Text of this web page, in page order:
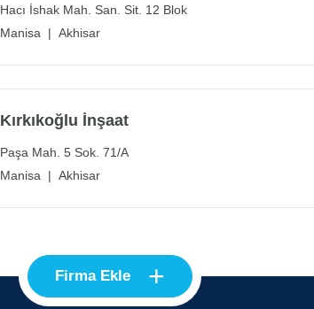
Hacı İshak Mah. San. Sit. 12 Blok
Manisa | Akhisar
Kırkıkoğlu İnşaat
Paşa Mah. 5 Sok. 71/A
Manisa | Akhisar
Firma Ekle +